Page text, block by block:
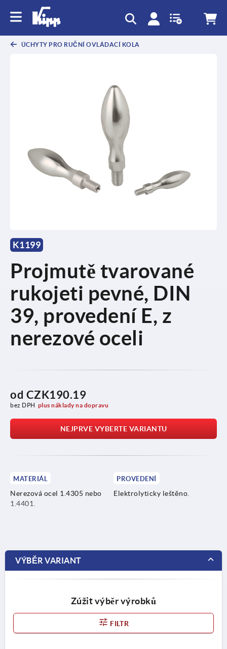
ÚCHYTY PRO RUČNÍ OVLÁDACÍ KOLA
K1199
Projmutě tvarované
rukojeti pevné, DIN
39, provedení E, z
nerezové oceli
od CZK190.19
bez DPH plus náklady na dopravu
NEJPRVE VYBERTE VARIANTU
MATERIÁL
Nerezová ocel 1.4305 nebo
1.4401.
PROVEDENÍ
Elektrolyticky leštěno.
VÝBĚR VARIANT
Zúžit výběr výrobků
FILTR